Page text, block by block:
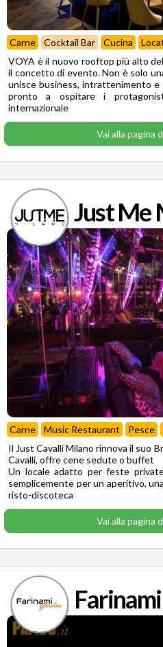
Carne Cocktail Bar Cucina
VOYA è il nuovo rooftop più alto
il concetto di evento. Non è solo
unisce business, intrattenimento e
pronto a ospitare i
internazionale
Vai alla pagina
Just Me
Carne Music Restaurant Pesce
Il Just Cavalli Milano rinnova il suo
Cavalli, offre cene sedute o buffet
Un locale adatto per feste
semplicemente per un aperitivo,
risto-discoteca
Vai alla pagina